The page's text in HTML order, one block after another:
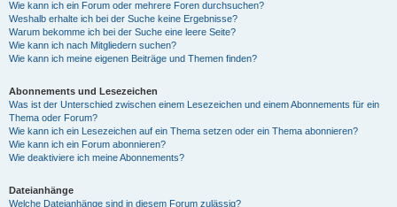
Wie kann ich ein Forum oder mehrere Foren durchsuchen?
Weshalb erhalte ich bei der Suche keine Ergebnisse?
Warum bekomme ich bei der Suche eine leere Seite?
Wie kann ich nach Mitgliedern suchen?
Wie kann ich meine eigenen Beiträge und Themen finden?
Abonnements und Lesezeichen
Was ist der Unterschied zwischen einem Lesezeichen und einem Abonnements für ein
Thema oder Forum?
Wie kann ich ein Lesezeichen auf ein Thema setzen oder ein Thema abonnieren?
Wie kann ich ein Forum abonnieren?
Wie deaktiviere ich meine Abonnements?
Dateianhänge
Welche Dateianhänge sind in diesem Forum zulässig?